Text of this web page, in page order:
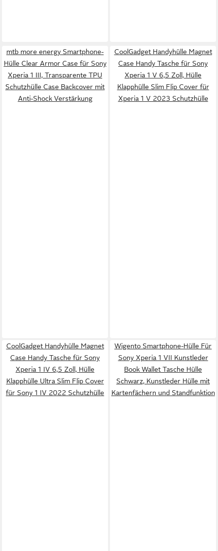
mtb more energy Smartphone-
Hülle Clear Armor Case für Sony
Xperia 1 III, Transparente TPU
Schutzhülle Case Backcover mit
Anti-Shock Verstärkung
CoolGadget Handyhülle Magnet
Case Handy Tasche für Sony
Xperia 1 V 6,5 Zoll, Hülle
Klapphülle Slim Flip Cover für
Xperia 1 V 2023 Schutzhülle
CoolGadget Handyhülle Magnet
Case Handy Tasche für Sony
Xperia 1 IV 6,5 Zoll, Hülle
Klapphülle Ultra Slim Flip Cover
für Sony 1 IV 2022 Schutzhülle
Wigento Smartphone-Hülle Für
Sony Xperia 1 VII Kunstleder
Book Wallet Tasche Hülle
Schwarz, Kunstleder Hülle mit
Kartenfächern und Standfunktion